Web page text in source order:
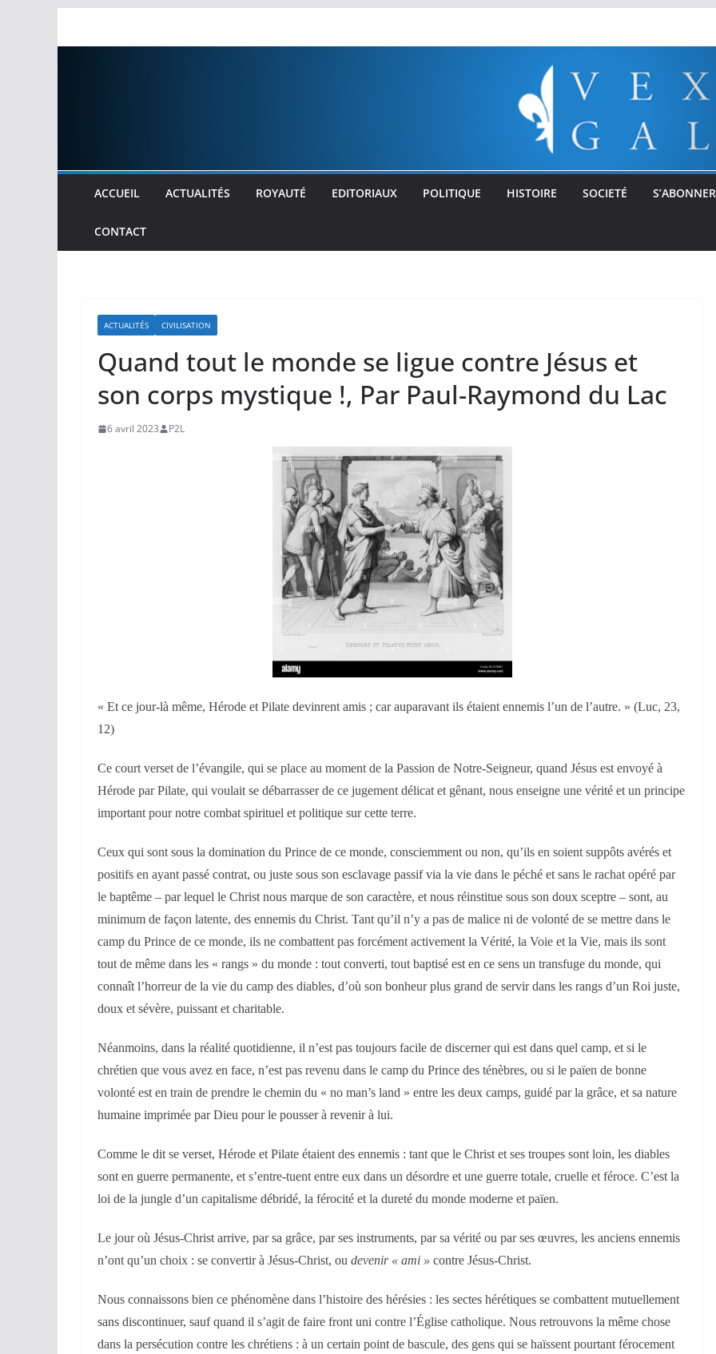
ACCUEIL ACTUALITÉS ROYAUTÉ EDITORIAUX POLITIQUE HISTOIRE SOCIETÉ
CONTACT
ACTUALITÉS CIVILISATION
Quand tout le monde se ligue contre Jésus et
son corps mystique !, Par Paul-Raymond du Lac
6 avril 2023 P2L
« Et ce jour-là même, Hérode et Pilate devinrent amis ; car auparavant ils étaient ennemis l’un de l’autre. » (Luc, 23,
12)
Ce court verset de l’évangile, qui se place au moment de la Passion de Notre-Seigneur, quand Jésus est envoyé à
Hérode par Pilate, qui voulait se débarrasser de ce jugement délicat et gênant, nous enseigne une vérité et un principe
important pour notre combat spirituel et politique sur cette terre.
Ceux qui sont sous la domination du Prince de ce monde, consciemment ou non, qu’ils en soient suppôts avérés et
positifs en ayant passé contrat, ou juste sous son esclavage passif via la vie dans le péché et sans le rachat opéré par
le baptême – par lequel le Christ nous marque de son caractère, et nous réinstitue sous son doux sceptre – sont, au
minimum de façon latente, des ennemis du Christ. Tant qu’il n’y a pas de malice ni de volonté de se mettre dans le
camp du Prince de ce monde, ils ne combattent pas forcément activement la Vérité, la Voie et la Vie, mais ils sont
tout de même dans les « rangs » du monde : tout converti, tout baptisé est en ce sens un transfuge du monde, qui
connaît l’horreur de la vie du camp des diables, d’où son bonheur plus grand de servir dans les rangs d’un Roi juste,
doux et sévère, puissant et charitable.
Néanmoins, dans la réalité quotidienne, il n’est pas toujours facile de discerner qui est dans quel camp, et si le
chrétien que vous avez en face, n’est pas revenu dans le camp du Prince des ténèbres, ou si le païen de bonne
volonté est en train de prendre le chemin du « no man’s land » entre les deux camps, guidé par la grâce, et sa nature
humaine imprimée par Dieu pour le pousser à revenir à lui.
Comme le dit se verset, Hérode et Pilate étaient des ennemis : tant que le Christ et ses troupes sont loin, les diables
sont en guerre permanente, et s’entre-tuent entre eux dans un désordre et une guerre totale, cruelle et féroce. C’est la
loi de la jungle d’un capitalisme débridé, la férocité et la dureté du monde moderne et païen.
Le jour où Jésus-Christ arrive, par sa grâce, par ses instruments, par sa vérité ou par ses œuvres, les anciens ennemis
n’ont qu’un choix : se convertir à Jésus-Christ, ou devenir « ami » contre Jésus-Christ.
Nous connaissons bien ce phénomène dans l’histoire des hérésies : les sectes hérétiques se combattent mutuellement
sans discontinuer, sauf quand il s’agit de faire front uni contre l’Église catholique. Nous retrouvons la même chose
dans la persécution contre les chrétiens : à un certain point de bascule, des gens qui se haïssent pourtant férocement